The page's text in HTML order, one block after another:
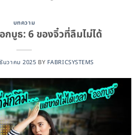
บทความ
บูธ: 6 ของจิ๋วที่ลืมไม่ได้
นวาคม 2025 BY FABRICSYSTEMS